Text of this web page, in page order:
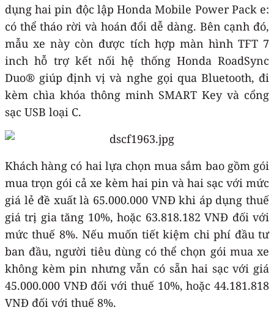
dụng hai pin độc lập Honda Mobile Power Pack e:
có thể tháo rời và hoán đổi dễ dàng. Bên cạnh đó,
mẫu xe này còn được tích hợp màn hình TFT 7
inch hỗ trợ kết nối hệ thống Honda RoadSync
Duo® giúp định vị và nghe gọi qua Bluetooth, đi
kèm chìa khóa thông minh SMART Key và cổng
sạc USB loại C.
Khách hàng có hai lựa chọn mua sắm bao gồm gói
mua trọn gói cả xe kèm hai pin và hai sạc với mức
giá lẻ đề xuất là 65.000.000 VNĐ khi áp dụng thuế
giá trị gia tăng 10%, hoặc 63.818.182 VNĐ đối với
mức thuế 8%. Nếu muốn tiết kiệm chi phí đầu tư
ban đầu, người tiêu dùng có thể chọn gói mua xe
không kèm pin nhưng vẫn có sẵn hai sạc với giá
45.000.000 VNĐ đối với thuế 10%, hoặc 44.181.818
VNĐ đối với thuế 8%.